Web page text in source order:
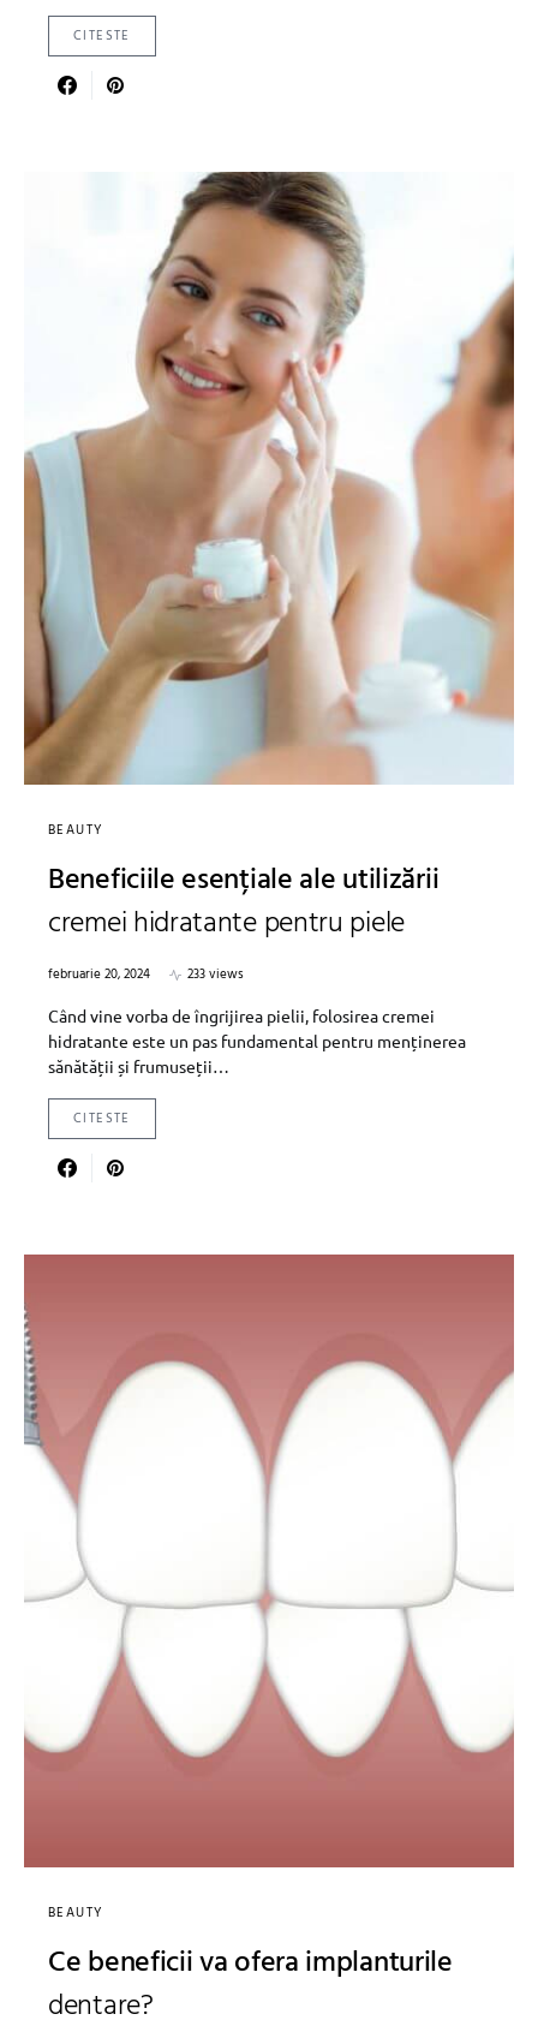
CITESTE
BEAUTY
Beneficiile esențiale ale utilizării
cremei hidratante pentru piele
februarie 20, 2024
233 views
Când vine vorba de îngrijirea pielii, folosirea cremei
hidratante este un pas fundamental pentru menținerea
sănătății și frumuseții…
CITESTE
BEAUTY
Ce beneficii va ofera implanturile
dentare?